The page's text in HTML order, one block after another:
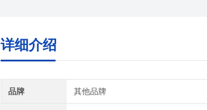
详细介绍
品牌 其他品牌